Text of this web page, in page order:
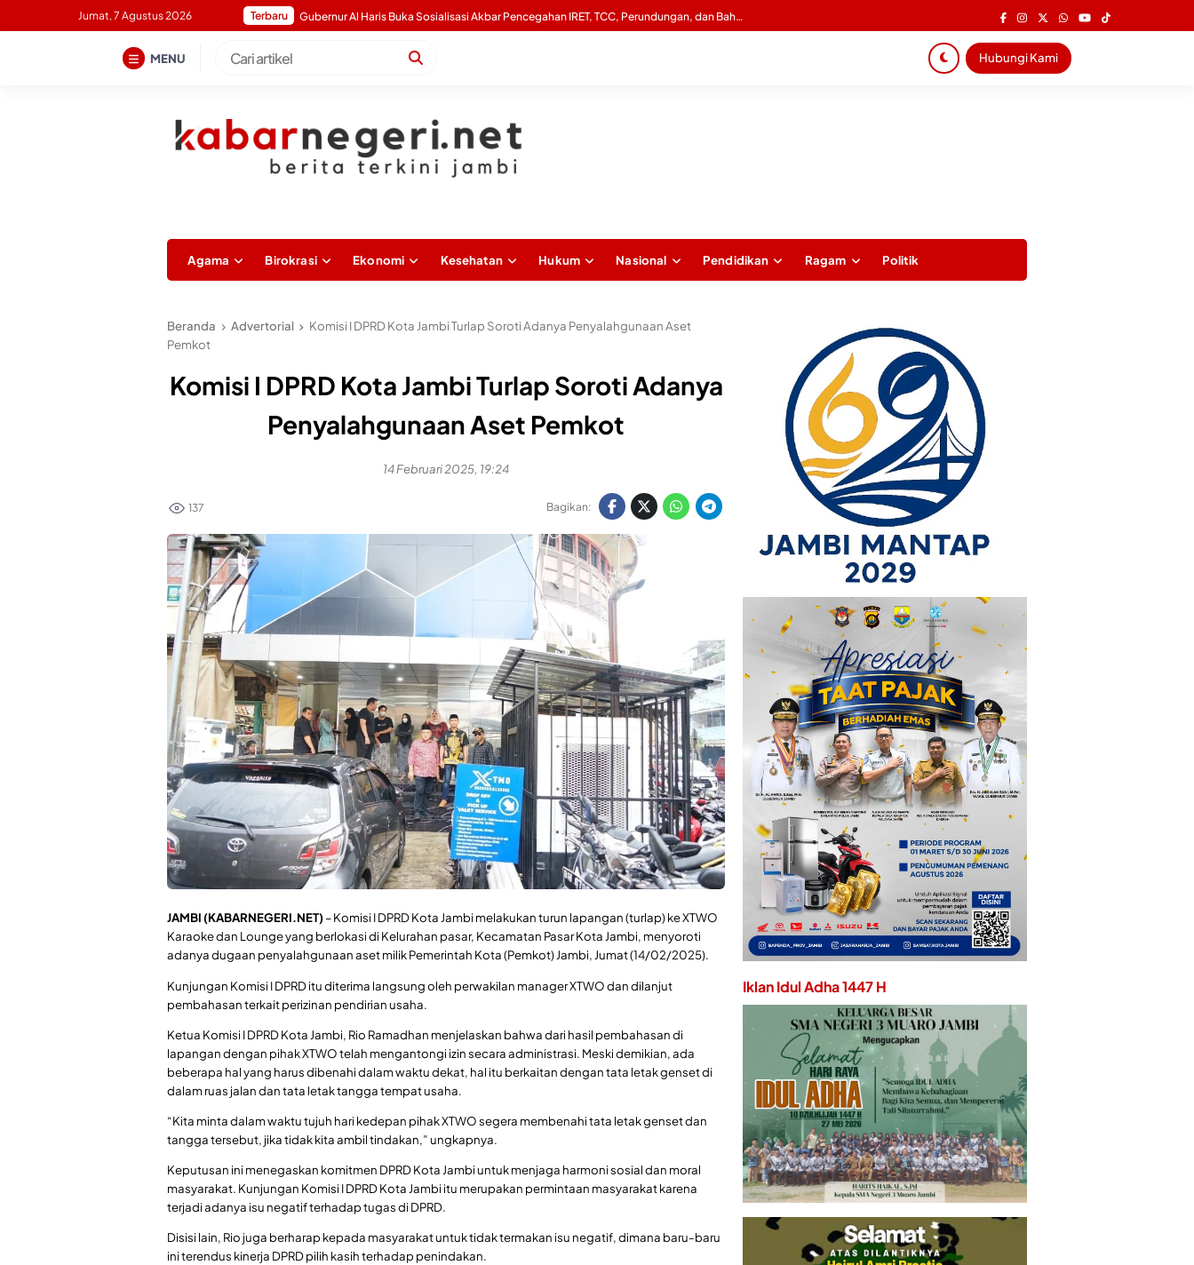
to
Jumat, 7 Agustus 2026 Terbaru Gubernur Al Haris Buka Sosialisasi Akbar Pencegahan IRET, TCC, Perundungan, dan Bahaya Narkoba di Bungo
MENU Hubungi Kami
Agama Birokrasi Ekonomi Kesehatan Hukum Nasional Pendidikan Ragam Politik
Beranda Advertorial
Komisi I DPRD Kota Jambi Turlap Soroti Adanya Penyalahgunaan Aset
Pemkot
Komisi I DPRD Kota Jambi Turlap Soroti Adanya
Penyalahgunaan Aset Pemkot
14 Februari 2025, 19:24
137 Bagikan:
JAMBI (KABARNEGERI.NET)–Komisi I DPRD Kota Jambi melakukan turun lapangan (turlap) ke XTWO
Karaoke dan Lounge yang berlokasi di Kelurahan pasar, Kecamatan Pasar Kota Jambi, menyoroti
adanya dugaan penyalahgunaan aset milik Pemerintah Kota (Pemkot) Jambi, Jumat (14/02/2025).
Kunjungan Komisi I DPRD itu diterima langsung oleh perwakilan manager XTWO dan dilanjut
pembahasan terkait perizinan pendirian usaha.
Ketua Komisi I DPRD Kota Jambi, Rio Ramadhan menjelaskan bahwa dari hasil pembahasan di
lapangan dengan pihak XTWO telah mengantongi izin secara administrasi. Meski demikian, ada
beberapa hal yang harus dibenahi dalam waktu dekat, hal itu berkaitan dengan tata letak genset di
dalam ruas jalan dan tata letak tangga tempat usaha.
“Kita minta dalam waktu tujuh hari kedepan pihak XTWO segera membenahi tata letak genset dan
tangga tersebut, jika tidak kita ambil tindakan,” ungkapnya.
Keputusan ini menegaskan komitmen DPRD Kota Jambi untuk menjaga harmoni sosial dan moral
masyarakat. Kunjungan Komisi I DPRD Kota Jambi itu merupakan permintaan masyarakat karena
terjadi adanya isu negatif terhadap tugas di DPRD.
Disisi lain, Rio juga berharap kepada masyarakat untuk tidak termakan isu negatif, dimana baru-baru
ini terendus kinerja DPRD pilih kasih terhadap penindakan.
Iklan Idul Adha 1447 H